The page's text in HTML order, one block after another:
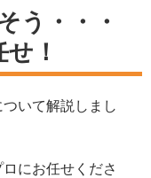
う・・・
！
いて解説しまし
にお任せくださ